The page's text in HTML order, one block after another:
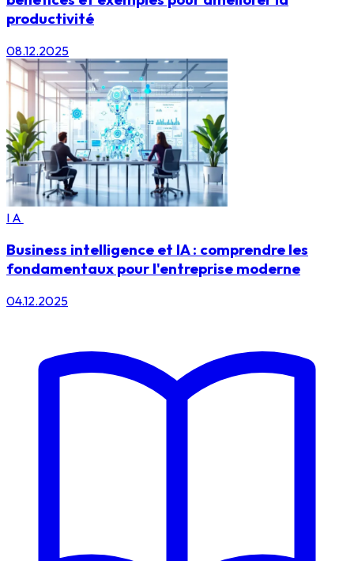
productivité
08.12.2025
IA
Business intelligence et IA : comprendre les
fondamentaux pour l'entreprise moderne
04.12.2025